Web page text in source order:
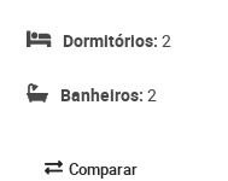
Dormitórios: 2
Banheiros: 2
Comparar